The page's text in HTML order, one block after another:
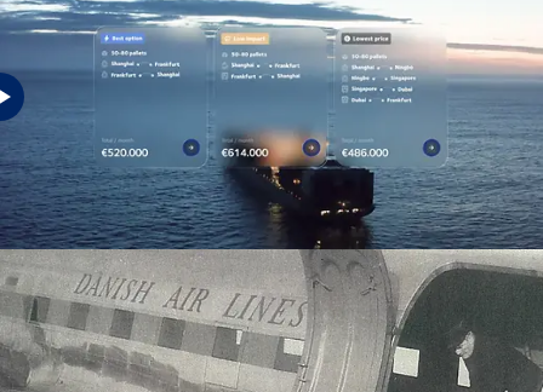
Nous veillons à ce que votre entreprise et vos clients puissent réussir,
afin que nous puissions tous évoluer ensemble.
Découvrez ici comment nous nous préparons pour l'avenir